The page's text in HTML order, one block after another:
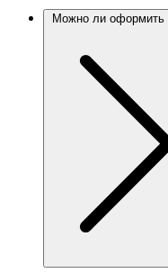
Можно ли оформить